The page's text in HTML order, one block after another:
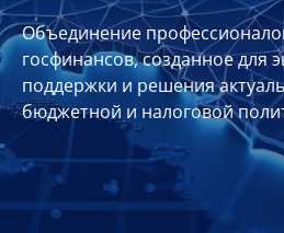
Совет
Союза
Участники
Планы
отчеты
Контакты
Объединение
госфинансов, созданное для
поддержки и решения
бюджетной и налоговой